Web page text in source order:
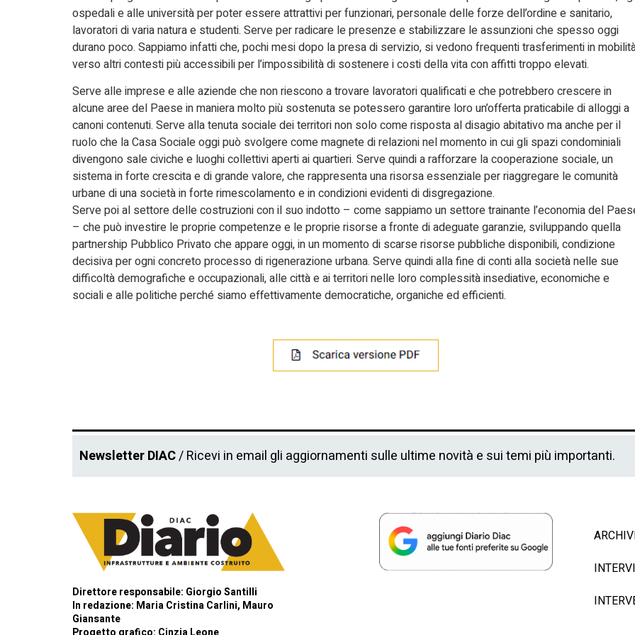
ospedali e alle università per poter essere attrattivi per funzionari, personale delle forze dell’ordine e sanitario,
lavoratori di varia natura e studenti. Serve per radicare le presenze e stabilizzare le assunzioni che spesso oggi
durano poco. Sappiamo infatti che, pochi mesi dopo la presa di servizio, si vedono frequenti trasferimenti in
verso altri contesti più accessibili per l’impossibilità di sostenere i costi della vita con affitti troppo elevati.
Serve alle imprese e alle aziende che non riescono a trovare lavoratori qualificati e che potrebbero crescere in
alcune aree del Paese in maniera molto più sostenuta se potessero garantire loro un’offerta praticabile di alloggi a
canoni contenuti. Serve alla tenuta sociale dei territori non solo come risposta al disagio abitativo ma anche per il
ruolo che la Casa Sociale oggi può svolgere come magnete di relazioni nel momento in cui gli spazi condominiali
divengono sale civiche e luoghi collettivi aperti ai quartieri. Serve quindi a rafforzare la cooperazione sociale, un
sistema in forte crescita e di grande valore, che rappresenta una risorsa essenziale per riaggregare le comunità
urbane di una società in forte rimescolamento e in condizioni evidenti di disgregazione.
Serve poi al settore delle costruzioni con il suo indotto – come sappiamo un settore trainante l’economia del
– che può investire le proprie competenze e le proprie risorse a fronte di adeguate garanzie, sviluppando quella
partnership Pubblico Privato che appare oggi, in un momento di scarse risorse pubbliche disponibili, condizione
decisiva per ogni concreto processo di rigenerazione urbana. Serve quindi alla fine di conti alla società nelle sue
difficoltà demografiche e occupazionali, alle città e ai territori nelle loro complessità insediative, economiche e
sociali e alle politiche perché siamo effettivamente democratiche, organiche ed efficienti.
Newsletter DIAC/ Ricevi in email gli aggiornamenti sulle ultime novità e sui temi più importanti.
Direttore responsabile: Giorgio Santilli
In redazione: Maria Cristina Carlini, Mauro
Giansante